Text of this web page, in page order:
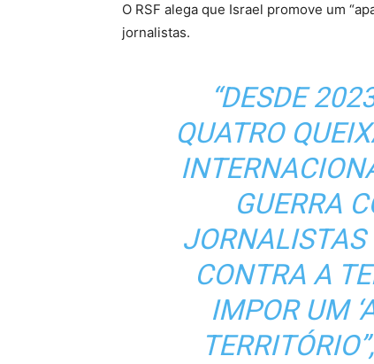
O RSF alega que Israel promove um
jornalistas.
“DESDE
QUATRO
GUERRA
JORNALISTAS
CONTRA A
IMPOR UM